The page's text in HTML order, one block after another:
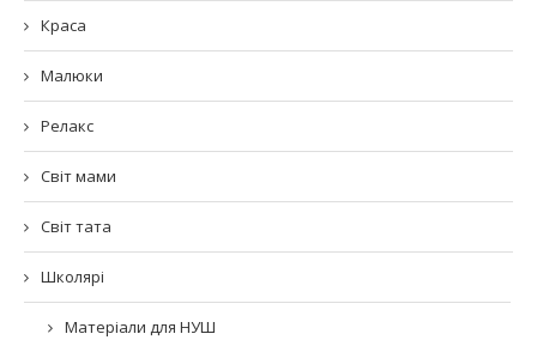
Краса
Малюки
Релакс
Світ мами
Світ тата
Школярі
Матеріали для НУШ